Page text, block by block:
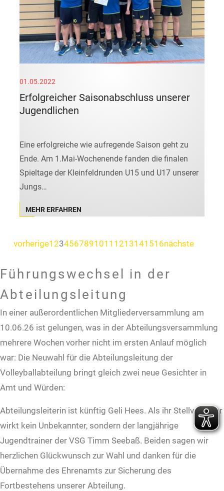
01.05.2022
Erfolgreicher Saisonabschluss unserer
Jugendlichen
Eine erfolgreiche wie aufregende Saison geht zu
Ende. Am 1.Mai-Wochenende fanden die finalen
Spieltage der Kleinfeldrunden U15 und U17 unserer
Jungs…
MEHR ERFAHREN
vorherige1 234567891011 1213141516nächste
Führungswechsel in der
Abteilungsleitung
In einer außerordentlichen Mitgliederversammlung am
10.06.26 ist gelungen, was in der Abteilungsversammlung
mehrere Wochen vorher nicht im ersten Anlauf möglich
war: Die Neuwahl für die Abteilungsleitung der
Volleyballabteilung bringt gleich zwei neue Gesichter in
Amt und Würden:
Abteilungsleiterin ist künftig Geli Hees. Als ihr Stellvertreter
wirkt kein Unbekannter, sondern der langjährige
Jugendtrainer der VSG Timm Seebaß. Beiden sagen wir
herzlichen Glückwunsch zur Wahl und danken für die
Übernahme des Ehrenamts zur Sicherung des
Fortbestehens unserer Abteilung.